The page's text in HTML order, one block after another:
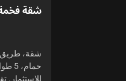
شقة فخمة